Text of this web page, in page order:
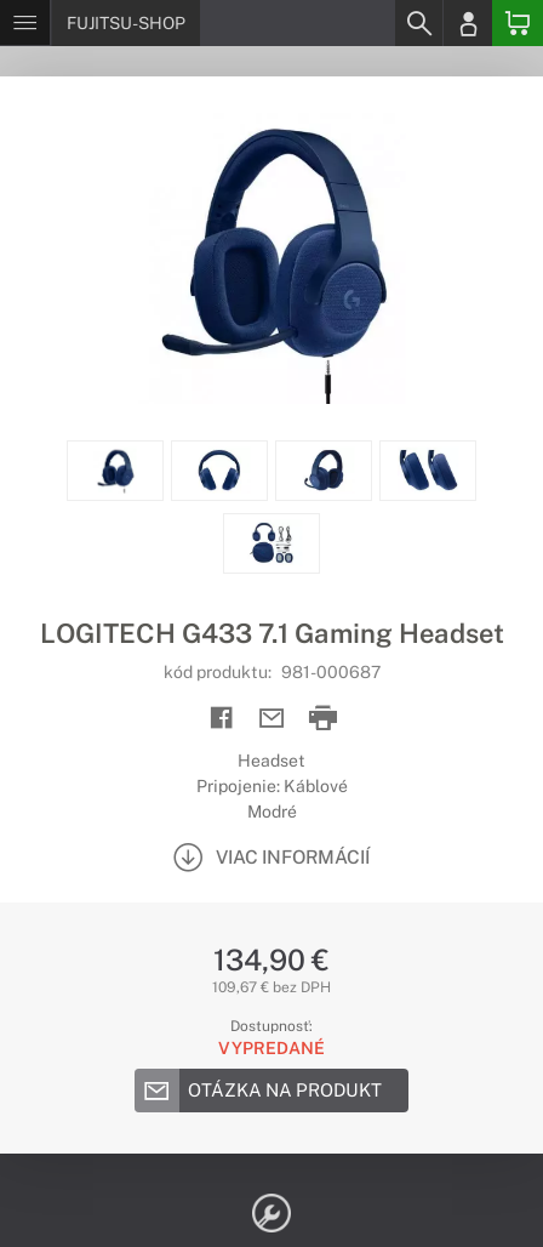
FUJITSU-SHOP
LOGITECH G433 7.1 Gaming Headset
kód produktu: 981-000687
Headset
Pripojenie: Káblové
Modré
VIAC INFORMÁCIÍ
134,90 €
109,67 € bez DPH
Dostupnosť:
VYPREDANÉ
OTÁZKA NA PRODUKT